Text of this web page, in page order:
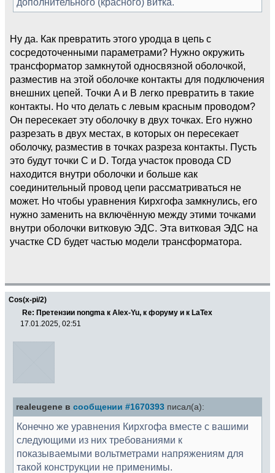
Ну да. Как превратить этого уродца в цепь с
сосредоточенными параметрами? Нужно окружить
трансформатор замкнутой односвязной оболочкой,
разместив на этой оболочке контакты для подключения
внешних цепей. Точки A и B легко превратить в такие
контакты. Но что делать с левым красным проводом?
Он пересекает эту оболочку в двух точках. Его нужно
разрезать в двух местах, в которых он пересекает
оболочку, разместив в точках разреза контакты. Пусть
это будут точки C и D. Тогда участок провода CD
находится внутри оболочки и больше как
соединительный провод цепи рассматриваться не
может. Но чтобы уравнения Кирхгофа замкнулись, его
нужно заменить на включённую между этими точками
внутри оболочки витковую ЭДС. Эта витковая ЭДС на
участке CD будет частью модели трансформатора.
Cos(x-pi/2)
Re: Претензии nongma к Alex-Yu, к форуму и к LaTex
17.01.2025, 02:51
realeugene в сообщении #1670393 писал(а):
Конечно же уравнения Кирхгофа вместе с вашими
следующими из них требованиями к
показываемыми вольтметрами напряжениям для
такой конструкции не применимы.